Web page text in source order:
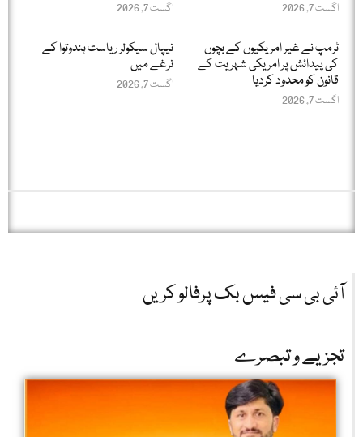
اگست 7, 2026 اگست 7, 2026
ٹرمپ نے غیر امریکیوں کے بچوں
کی پیدائش پر امریکی شہریت کے
قانون کو محدود کردیا
اگست 7, 2026
نیپال سیکولر ریاست ہندوتوا کے
نرغے میں
اگست 7, 2026
آئی بی سی فیس بک پرفالو کریں
تجزیے و تبصرے